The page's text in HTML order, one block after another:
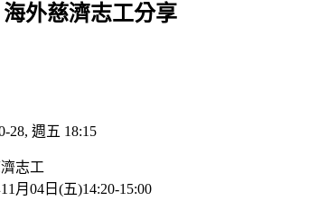
海外慈濟志工分享
28, 週五 18:15
志工
月04日(五)14:20-15:00